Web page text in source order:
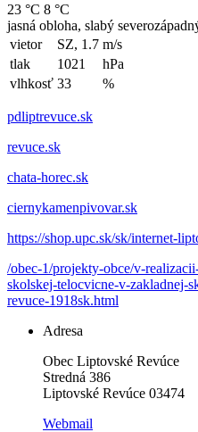
23 °C 8 °C
jasná obloha, slabý
vietor
SZ, 1.7 m/s
tlak
1021
hPa
vlhkosť 33 %
pdliptrevuce.sk
revuce.sk
chata-horec.sk
ciernykamenpivovar.sk
https://shop.upc.sk/sk/internet-
/obec-1/projekty-obce/v-
skolskej-telocvicne-v-zakladnej-
revuce-1918sk.html
Adresa
Obec Liptovské Revúce
Stredná 386
Liptovské Revúce 03474
Webmail